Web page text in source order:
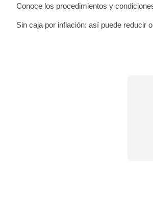
Conoce los procedimientos y
Sin caja por inflación: así puede reducir